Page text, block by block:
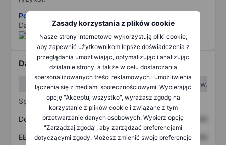
Zasady korzystania z plików cookie
Nasze strony internetowe wykorzystują pliki cookie,
aby zapewnić użytkownikom lepsze doświadczenia z
przeglądania umożliwiając, optymalizując i analizując
działanie strony, a także w celu dostarczania
spersonalizowanych treści reklamowych i umożliwienia
łączenia się z mediami społecznościowymi. Wybierając
opcję "Akceptuj wszystko", wyrażasz zgodę na
korzystanie z plików cookie i związane z tym
przetwarzanie danych osobowych. Wybierz opcję
"Zarządzaj zgodą", aby zarządzać preferencjami
dotyczącymi zgody. Możesz zmienić swoje preferencje
Pobierz metodologię ryzyka ESG.
Dane dostarczone przez
/
Dane finansowe
W I kw.
W II kw.
Sprawozdanie z zysków
Dochód XXXXXXX XXXXXXX
EBITDA XXXXXXX XXXXXXX